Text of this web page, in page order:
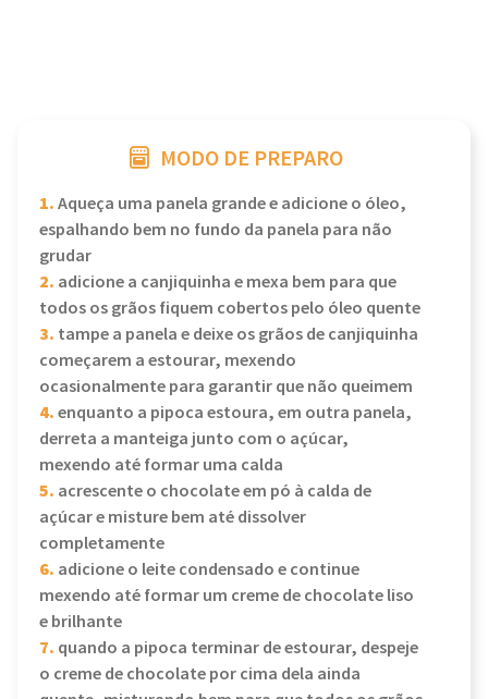
MODO DE PREPARO
1.Aqueça uma panela grande e adicione o óleo,
espalhando bem no fundo da panela para não
grudar
2. adicione a canjiquinha e mexa bem para que
todos os grãos fiquem cobertos pelo óleo quente
3. tampe a panela e deixe os grãos de canjiquinha
começarem a estourar, mexendo
ocasionalmente para garantir que não queimem
4.enquanto a pipoca estoura, em outra panela,
derreta a manteiga junto com o açúcar,
mexendo até formar uma calda
5. acrescente o chocolate em pó à calda de
açúcar e misture bem até dissolver
completamente
6. adicione o leite condensado e continue
mexendo até formar um creme de chocolate liso
e brilhante
7. quando a pipoca terminar de estourar, despeje
o creme de chocolate por cima dela ainda